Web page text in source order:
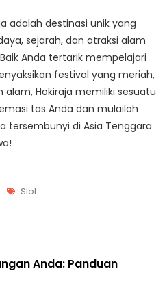
adalah destinasi unik yang
sejarah, dan atraksi alam
Anda tertarik mempelajari
festival yang meriah,
Hokiraja memiliki sesuatu
tas Anda dan mulailah
tersembunyi di Asia Tenggara
Tags
Slot
Anda: Panduan